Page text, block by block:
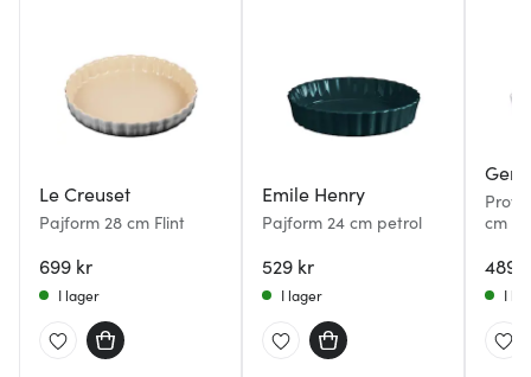
Le Creuset
Pajform 28 cm Flint
699 kr
I lager
Emile Henry
Pajform 24 cm petrol
529 kr
I lager
cm
489
I